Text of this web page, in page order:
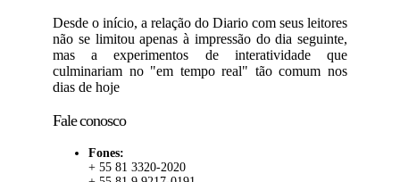
Desde o início, a relação do Diario com seus leitores
não se limitou apenas à impressão do dia seguinte,
mas a experimentos de interatividade que
culminariam no "em tempo real" tão comum nos
dias de hoje
Fale conosco
Fones:
+ 55 81 3320-2020